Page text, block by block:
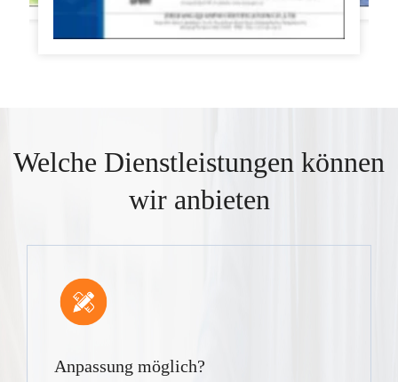
Welche Dienstleistungen können
wir anbieten
Anpassung möglich?